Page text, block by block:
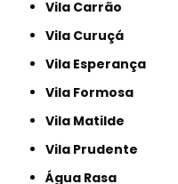
Vila Carrão
Vila Curuçá
Vila Esperança
Vila Formosa
Vila Matilde
Vila Prudente
Água Rasa